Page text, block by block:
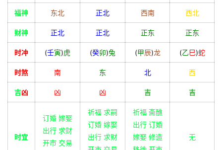
福神 东北 正北 西南 西北
财神 正北 正北 正东 正东
时冲 (壬寅)虎 (癸卯)兔 (甲辰)龙 (乙巳)蛇
时煞 南 东 北 西
吉凶 凶 凶 吉 吉
时宜
订婚 嫁娶
出行 求财
开市 交易
祈福 求嗣
订婚 嫁娶
出行 求财
祈福 斋醮
出行 订婚
嫁娶 修造
无